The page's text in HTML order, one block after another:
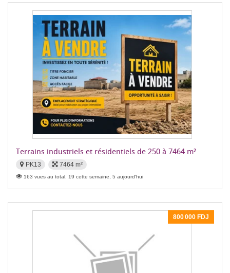
Terrains industriels et résidentiels de 250 à 7464 m²
PK13 7464 m²
163 vues au total, 19 cette semaine, 5 aujourd'hui
800 000 FDJ